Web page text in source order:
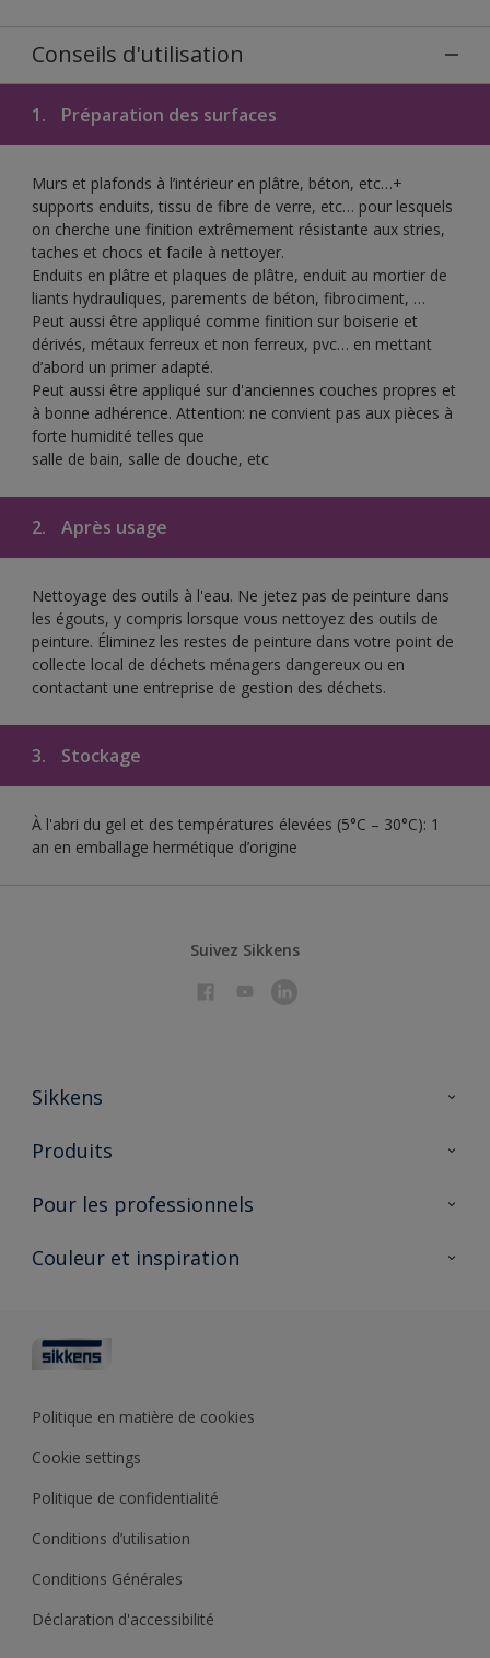
Conseils d'utilisation
1. Préparation des surfaces
Murs et plafonds à l’intérieur en plâtre, béton, etc…+
supports enduits, tissu de fibre de verre, etc… pour lesquels
on cherche une finition extrêmement résistante aux stries,
taches et chocs et facile à nettoyer.
Enduits en plâtre et plaques de plâtre, enduit au mortier de
liants hydrauliques, parements de béton, fibrociment, …
Peut aussi être appliqué comme finition sur boiserie et
dérivés, métaux ferreux et non ferreux, pvc… en mettant
d’abord un primer adapté.
Peut aussi être appliqué sur d'anciennes couches propres et
à bonne adhérence. Attention: ne convient pas aux pièces à
forte humidité telles que
salle de bain, salle de douche, etc
2. Après usage
Nettoyage des outils à l'eau. Ne jetez pas de peinture dans
les égouts, y compris lorsque vous nettoyez des outils de
peinture. Éliminez les restes de peinture dans votre point de
collecte local de déchets ménagers dangereux ou en
contactant une entreprise de gestion des déchets.
3. Stockage
À l'abri du gel et des températures élevées (5°C – 30°C): 1
an en emballage hermétique d’origine
Suivez Sikkens
Sikkens
À propos de Sikkens
Durabilité
Produits
Produits pour l’intérieur
Trouver un point de vente
Pour les professionnels
Partenaires Sikkens 🔗
Architectes
Couleur et inspiration
Collections de couleurs
Base de connaissances
Politique en matière de cookies
Cookie settings
Politique de confidentialité
Conditions d’utilisation
Conditions Générales
Déclaration d'accessibilité